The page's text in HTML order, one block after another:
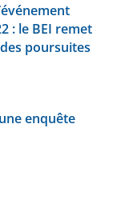
: le BEI remet
poursuites
enquête